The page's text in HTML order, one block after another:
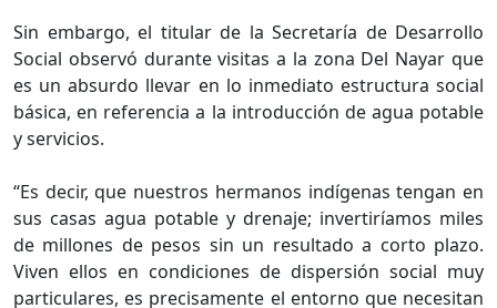
Sin embargo, el titular de la Secretaría de Desarrollo
Social observó durante visitas a la zona Del Nayar que
es un absurdo llevar en lo inmediato estructura social
básica, en referencia a la introducción de agua potable
y servicios.
“Es decir, que nuestros hermanos indígenas tengan en
sus casas agua potable y drenaje; invertiríamos miles
de millones de pesos sin un resultado a corto plazo.
Viven ellos en condiciones de dispersión social muy
particulares, es precisamente el entorno que necesitan